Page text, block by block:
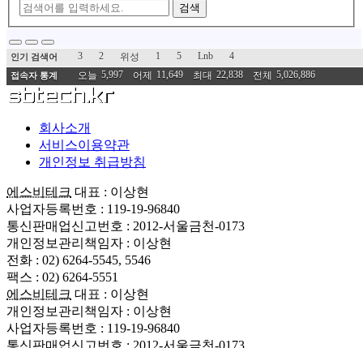
검색
인기 검색어 3 2 위성 1 5 Lnb 4
접속자 통계 오늘 5,997 어제 11,649 최대 22,838 전체 5,026,886
회사소개
서비스이용약관
개인정보 취급방침
에스비테크 대표 : 이상현
사업자등록번호 : 119-19-96840
통신판매업신고번호 : 2012-서울금천-0173
개인정보관리책임자 : 이상현
전화 : 02) 6264-5545, 5546
팩스 : 02) 6264-5551
에스비테크 대표 : 이상현
개인정보관리책임자 : 이상현
사업자등록번호 : 119-19-96840
통신판매업신고번호 : 2012-서울금천-0173